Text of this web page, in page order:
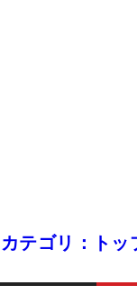
カテゴリ：トッ